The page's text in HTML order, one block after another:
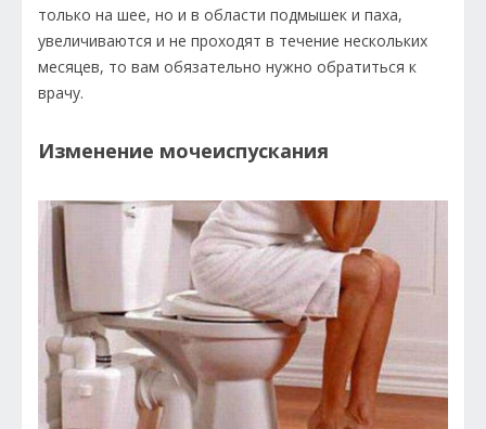
только на шее, но и в области подмышек и паха,
увеличиваются и не проходят в течение нескольких
месяцев, то вам обязательно нужно обратиться к
врачу.
Изменение мочеиспускания